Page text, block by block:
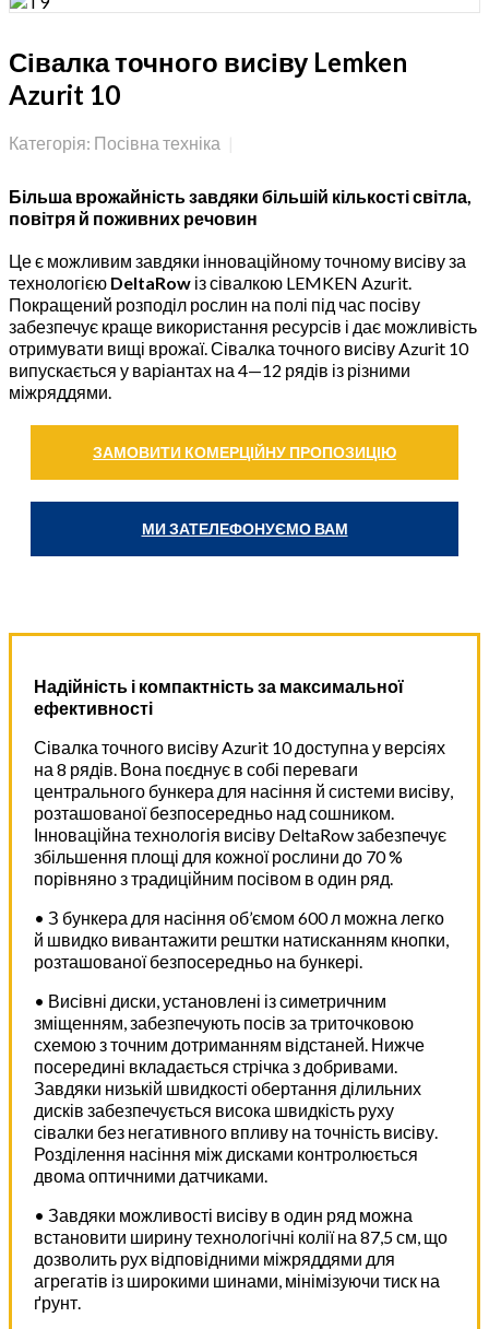
Сівалка точного висіву Lemken
Azurit 10
Категорія: Посівна техніка
Більша врожайність завдяки більшій кількості світла,
повітря й поживних речовин
Це є можливим завдяки інноваційному точному висіву за
технологією DeltaRow із сівалкою LEMKEN Azurit.
Покращений розподіл рослин на полі під час посіву
забезпечує краще використання ресурсів і дає можливість
отримувати вищі врожаї. Сівалка точного висіву Azurit 10
випускається у варіантах на 4—12 рядів із різними
міжряддями.
ЗАМОВИТИ КОМЕРЦІЙНУ ПРОПОЗИЦІЮ
МИ ЗАТЕЛЕФОНУЄМО ВАМ
Надійність і компактність за максимальної
ефективності
Сівалка точного висіву Azurit 10 доступна у версіях
на 8 рядів. Вона поєднує в собі переваги
центрального бункера для насіння й системи висіву,
розташованої безпосередньо над сошником.
Інноваційна технологія висіву DeltaRow забезпечує
збільшення площі для кожної рослини до 70 %
порівняно з традиційним посівом в один ряд.
• З бункера для насіння об’ємом 600 л можна легко
й швидко вивантажити рештки натисканням кнопки,
розташованої безпосередньо на бункері.
• Висівні диски, установлені із симетричним
зміщенням, забезпечують посів за триточковою
схемою з точним дотриманням відстаней. Нижче
посередині вкладається стрічка з добривами.
Завдяки низькій швидкості обертання ділильних
дисків забезпечується висока швидкість руху
сівалки без негативного впливу на точність висіву.
Розділення насіння між дисками контролюється
двома оптичними датчиками.
• Завдяки можливості висіву в один ряд можна
встановити ширину технологічні колії на 87,5 см, що
дозволить рух відповідними міжряддями для
агрегатів із широкими шинами, мінімізуючи тиск на
ґрунт.